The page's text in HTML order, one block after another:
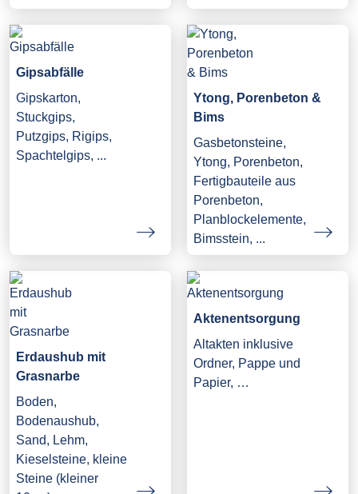
Gipsabfälle
Gipskarton,
Stuckgips,
Putzgips, Rigips,
Spachtelgips, ...
Ytong, Porenbeton &
Bims
Gasbetonsteine,
Ytong, Porenbeton,
Fertigbauteile aus
Porenbeton,
Planblockelemente,
Bimsstein, ...
Erdaushub mit
Grasnarbe
Boden,
Bodenaushub,
Sand, Lehm,
Kieselsteine, kleine
Steine (kleiner
Aktenentsorgung
Altakten inklusive
Ordner, Pappe und
Papier, …